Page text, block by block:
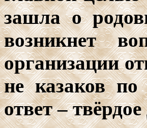
зашла о
возникнет
организации
не казаков
ответ –